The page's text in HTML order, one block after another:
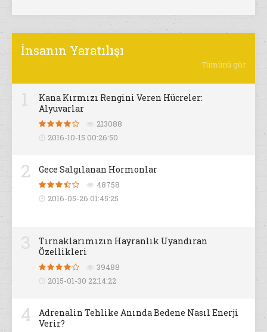
İnsanın Yaratılışı
Tümünü gör
Kana Kırmızı Rengini Veren Hücreler:
Alyuvarlar
213088
2016-10-15 00:26:50
2 Gece Salgılanan Hormonlar
48758
2016-05-26 01:45:25
Tırnaklarımızın Hayranlık Uyandıran
Özellikleri
39488
2015-01-30 22:14:22
4
Adrenalin Tehlike Anında Bedene Nasıl Enerji
Verir?